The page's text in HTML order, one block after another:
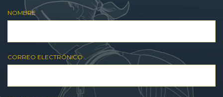
NOMBRE
CORREO ELECTRÓNICO